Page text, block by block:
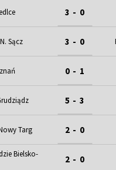
3 - 0
Sącz 3 - 0
0 - 1
5 - 3
Targ 2 - 0
Bielsko-
2 - 0